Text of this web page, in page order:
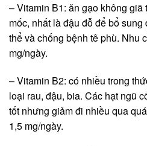
– Vitamin B1: ăn gạo không giã
mốc, nhất là đậu đỗ để bổ
thể và chống bệnh tê phù. Nhu
mg/ngày.
– Vitamin B2: có nhiều trong
loại rau, đậu, bia. Các hạt ngũ
tốt nhưng giảm đi nhiều qua
1,5 mg/ngày.